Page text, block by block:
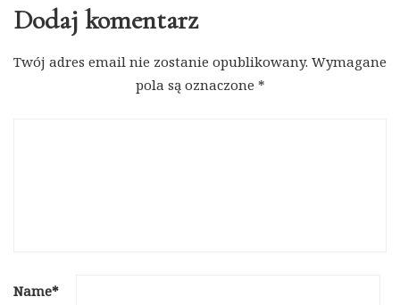
Dodaj komentarz
Twój adres email nie zostanie opublikowany. Wymagane
pola są oznaczone *
Name*